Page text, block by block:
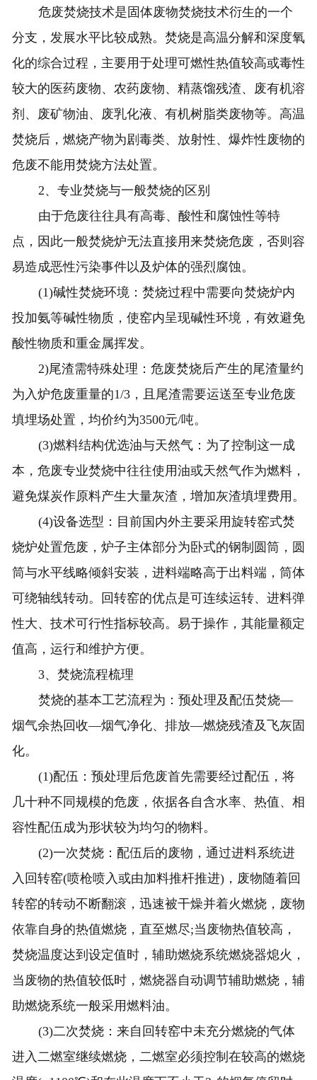
危废焚烧技术是固体废物焚烧技术衍生的一个
分支，发展水平比较成熟。焚烧是高温分解和深度氧
化的综合过程，主要用于处理可燃性热值较高或毒性
较大的医药废物、农药废物、精蒸馏残渣、废有机溶
剂、废矿物油、废乳化液、有机树脂类废物等。高温
焚烧后，燃烧产物为剧毒类、放射性、爆炸性废物的
危废不能用焚烧方法处置。
2、专业焚烧与一般焚烧的区别
由于危废往往具有高毒、酸性和腐蚀性等特
点，因此一般焚烧炉无法直接用来焚烧危废，否则容
易造成恶性污染事件以及炉体的强烈腐蚀。
(1)碱性焚烧环境：焚烧过程中需要向焚烧炉内
投加氨等碱性物质，使窑内呈现碱性环境，有效避免
酸性物质和重金属挥发。
2)尾渣需特殊处理：危废焚烧后产生的尾渣量约
为入炉危废重量的1/3，且尾渣需要运送至专业危废
填埋场处置，均价约为3500元/吨。
(3)燃料结构优选油与天然气：为了控制这一成
本，危废专业焚烧中往往使用油或天然气作为燃料，
避免煤炭作原料产生大量灰渣，增加灰渣填埋费用。
(4)设备选型：目前国内外主要采用旋转窑式焚
烧炉处置危废，炉子主体部分为卧式的钢制圆筒，圆
筒与水平线略倾斜安装，进料端略高于出料端，筒体
可绕轴线转动。回转窑的优点是可连续运转、进料弹
性大、技术可行性指标较高。易于操作，其能量额定
值高，运行和维护方便。
3、焚烧流程梳理
焚烧的基本工艺流程为：预处理及配伍焚烧—
烟气余热回收—烟气净化、排放—燃烧残渣及飞灰固
化。
(1)配伍：预处理后危废首先需要经过配伍，将
几十种不同规模的危废，依据各自含水率、热值、相
容性配伍成为形状较为均匀的物料。
(2)一次焚烧：配伍后的废物，通过进料系统进
入回转窑(喷枪喷入或由加料推杆推进)，废物随着回
转窑的转动不断翻滚，迅速被干燥并着火燃烧，废物
依靠自身的热值燃烧，直至燃尽;当废物热值较高，
焚烧温度达到设定值时，辅助燃烧系统燃烧器熄火，
当废物的热值较低时，燃烧器自动调节辅助燃烧，辅
助燃烧系统一般采用燃料油。
(3)二次焚烧：来自回转窑中未充分燃烧的气体
进入二燃室继续燃烧，二燃室必须控制在较高的燃烧